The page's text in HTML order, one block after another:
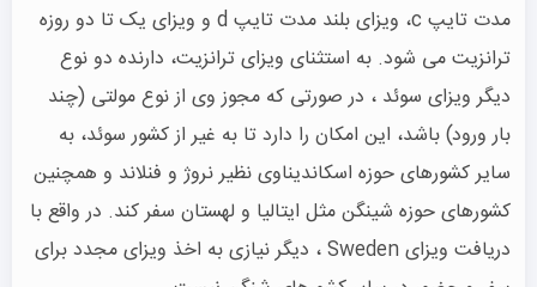
مدت تایپ c، ویزای بلند مدت تایپ d و ویزای یک تا دو روزه
ترانزیت می شود. به استثنای ویزای ترانزیت، دارنده دو نوع
دیگر ویزای سوئد ، در صورتی که مجوز وی از نوع مولتی (چند
بار ورود) باشد، این امکان را دارد تا به غیر از کشور سوئد، به
سایر کشورهای حوزه اسکاندیناوی نظیر نروژ و فنلاند و همچنین
کشورهای حوزه شینگن مثل ایتالیا و لهستان سفر کند. در واقع با
دریافت ویزای Sweden ، دیگر نیازی به اخذ ویزای مجدد برای